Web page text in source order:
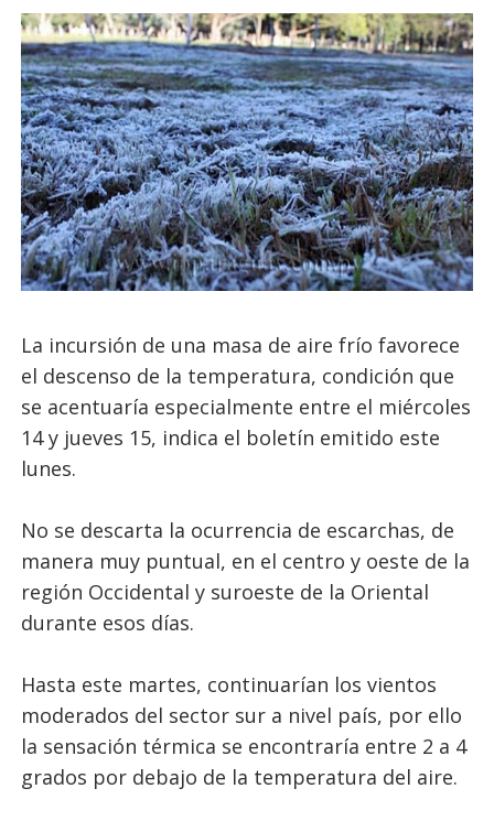
La incursión de una masa de aire frío favorece
el descenso de la temperatura, condición que
se acentuaría especialmente entre el miércoles
14 y jueves 15, indica el boletín emitido este
lunes.
No se descarta la ocurrencia de escarchas, de
manera muy puntual, en el centro y oeste de la
región Occidental y suroeste de la Oriental
durante esos días.
Hasta este martes, continuarían los vientos
moderados del sector sur a nivel país, por ello
la sensación térmica se encontraría entre 2 a 4
grados por debajo de la temperatura del aire.